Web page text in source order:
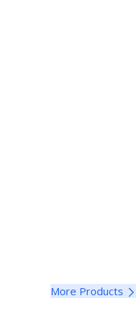
More Products